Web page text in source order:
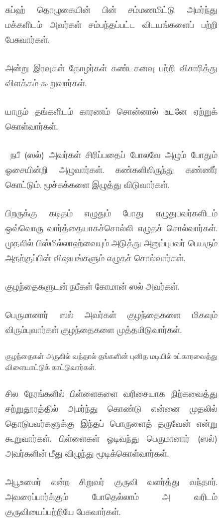
சுப்ஹ் தொழுகையின் பின் சம்மணமிட்டு அமர்ந்து
மக்களிடம் அவர்கள் சம்பந்தப்பட்ட விடயங்களைப் பற்றி
பேசுவார்கள்.
அன்று இரவுகள் தோழர்கள் கண்டகனவு பற்றி விசாரித்து
விளக்கம் கூறுவார்கள்.
யாரும் தங்களிடம் காரணம் சொன்னால் உடனே ஏற்றுக்
கொள்வார்கள்.
நபீ (ஸல்) அவர்கள் சிரிப்பதைப் போலவே அழும் போதும்
ஓசையின்றி அழுவார்கள். கண்களிலிருந்து கண்ணீர்
கொட்டும். மூச்சுக்களை இழுத்து விடுவார்கள்.
பிறருக்கு கடிதம் எழுதும் போது எழுதுபவர்களிடம்
ஒவ்வொரு வார்த்தையாகச்சொல்லி எழுதச் சொல்வார்கள்.
முதலில் பிஸ்மில்லாஹ்வையும் அடுத்து அனுப்புபவர் பெயரும்
அதற்குப்பின் விஷயங்களும் எழுதச் சொல்வார்கள்.
குழந்தைகளுடன் நபீகள் கோமான் ஸல் அவர்கள்.
பெருமானார் ஸல் அவர்கள் குழந்தைகளை மிகவும்
விரும்புவார்கள் குழந்தைகளை முத்தமிடுவார்கள்.
குழந்தைகள் அருகில் வந்தால் தங்களின் புனித மடியில் உட்காரவைத்து
விளையாட்டுக் காட்டுவார்கள்.
சில நேரங்களில் பிள்ளைகளை வரிசையாக நிற்கவைத்து
சற்றுதூரத்தில் அமர்ந்து கொண்டு என்னை முதலில்
தொடுபவர்களுக்கு இந்தப் பொருளைத் தருவேன் என்று
கூறுவார்கள். பிள்ளைகள் ஓடிவந்து பெருமானார் (ஸல்)
அவர்களின் மீது விழுந்து மூடிக்கொள்வார்கள்.
அபூஉமைர் என்ற சிறுவர் குருவி வளர்த்து வந்தார்.
அவரைப்பார்க்கும் போதெல்லாம் அ வரிடம்
குருவியைப்பற்றியே பேசுவார்கள்.